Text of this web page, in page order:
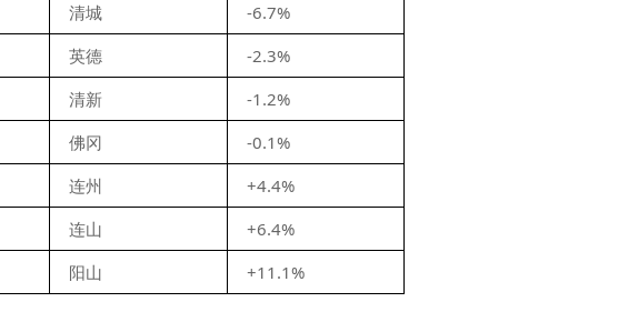
清城
-6.7%
英德
-2.3%
清新
-1.2%
佛冈
-0.1%
连州
+4.4%
连山
+6.4%
阳山 +11.1%